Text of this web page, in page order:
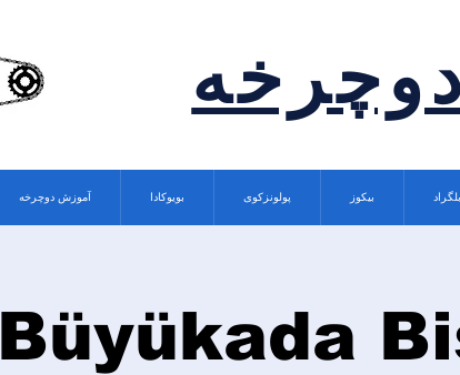
دوچرخه
آموزش دوچرخه بویوکادا پولونزکوی بیکوز
Büyükada